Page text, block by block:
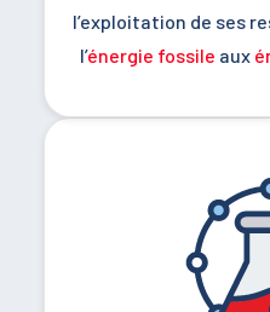
l’exploitation de ses
l’énergie fossile aux